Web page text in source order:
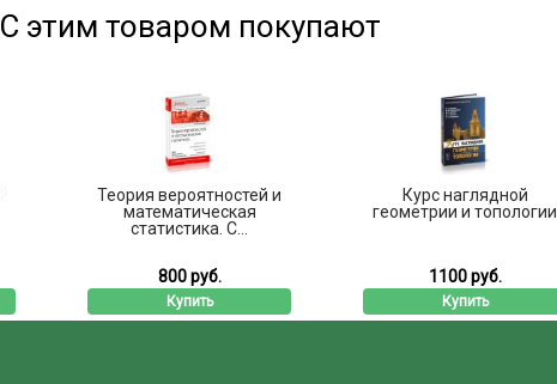
С этим товаром покупают
Теория вероятностей и
математическая
статистика. С...
800 руб.
Купить
Курс наглядной
геометрии и топологии
1100 руб.
Купить